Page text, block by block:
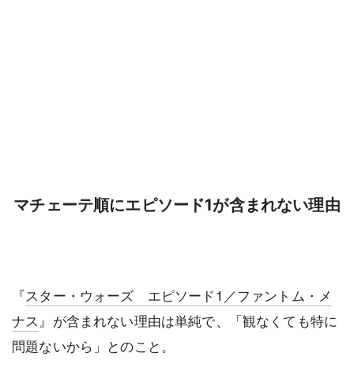
マチェーテ順にエピソード1が含まれない理由
『スター・ウォーズ エピソード1／ファントム・メ
ナス』が含まれない理由は単純で、「観なくても特に
問題ないから」とのこと。